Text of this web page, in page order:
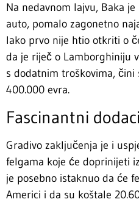
Na nedavnom lajvu, Baka
auto, pomalo zagonetno
Iako prvo nije htio otkriti o
da je riječ o Lamborghiniju
s dodatnim troškovima,
400.000 evra.
Fascinantni dodaci
Gradivo zaključenja je i
felgama koje će doprinijeti
je posebno istaknuo da će
Americi i da su koštale